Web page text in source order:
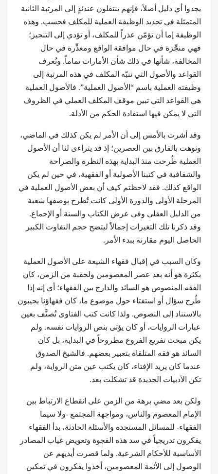
يجدوا أي دليل أصلاً، فإنهم ينتقلون عندئذٍ إلى المرتبة الثانية
المتمثلة في تحديد الوظيفة العملية للمكلف فحسب. وهذه
الوظيفة إما أن تؤمّن عذراً للمكلف، أو تؤدي إلى التنجيز؛
فهي منجِّزة في حال موافقة الواقع ومعذِّرة في حال
المخالفة، شأنها في ذلك شأن الأمارات تماماً. وتُعرف
القواعد والأصول التي تنبّه المكلف في هذه المرتبة إلى
وظيفته العملية باسم “الأصول العملية”. فالأصول العملية
هي القواعد التي تبين موقف المكلف العملي في الظروف
التي لا يمكن فيها استفادة الحكم من الأدلة.
وقد أشرت بالأمس إلى أن الأمر لم يكن كذلك في الماضي،
ونوهت بالفارق بين العصرين؛ إذ قد يتراءى لنا أن الأصول
العملية طُرحت منذ البداية بهذه النظرة والصراحة
والشفافية في كتبنا الأصولية أو الفقهية، في حين لم يكن
الواقع كذلك. فقد لاحظتم كيف أن بعض الأصول العملية في
المرحلة الأولى والدورة الأولى كانت تُطرح بوصفها شعبة
من الدليل العقلي وفي عرض الكتاب والسنة أو الإجماع.
وقد ذكرنا تلك التغيرات إجمالاً ليتضح حجم التفاوت الكبير
الحاصل اليوم مقارنة ببدء الأمر.
وكان السبب في إقبال فقهاء الشيعة على الأصول العملية
بكثرة هو أنه بعد عصر المعصومين ولحقبة من الزمن، كان
الفقه المنصوص هو السائد والدارج بين الفقهاء؛ أي إنه إذا
طُرح سؤال أو استفتاء حول موضوع ما، كان فقهاؤنا يجيبون
بالاستناد إلى النصوص. ولذا كانت كتب الفتاوى تُصنَّف بعين
عبارات الروايات، أو كان يؤتى بنص الروايات نفسه. ولم
يكن مبحث تفريع الفروع مطروحاً في البداية، بل كان
السائد هو فقه المتلقاة بتعبير بعضهم. فالشيخ الصدوق
عندما كان يريد الإفتاء، كان يكتب عين متن الرواية، ولم
تكن الأدبيات الجديدة قد تشكلت بعد.
ولكن بعد مضي برهة من الزمن على انقطاع الارتباط بين
الإمام المعصوم والناس، ومواجهة المجتمع -ولا سيما
الفقهاء- للمسائل المستجدة والأسئلة الحادثة، بدأ الفقهاء
يفكرون تدريجياً في سد هذه الفجوة وتعويض غياب المصادر
الأساسية للأحكام الشرعية. ولما قصرت أيديهم عن
الوصول إلى الأئمة المعصومين، أخذوا يفكرون في تمكين